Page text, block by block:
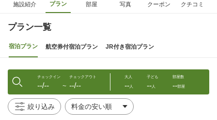
施設紹介 プラン 部屋 写真 クーポン クチコミ
プラン一覧
宿泊プラン 航空券付宿泊プラン JR付き宿泊プラン
チェックイン
--/-- 〜
チェックアウト
--/--
大人
--人
子ども
--人
部屋数
--部屋
絞り込み